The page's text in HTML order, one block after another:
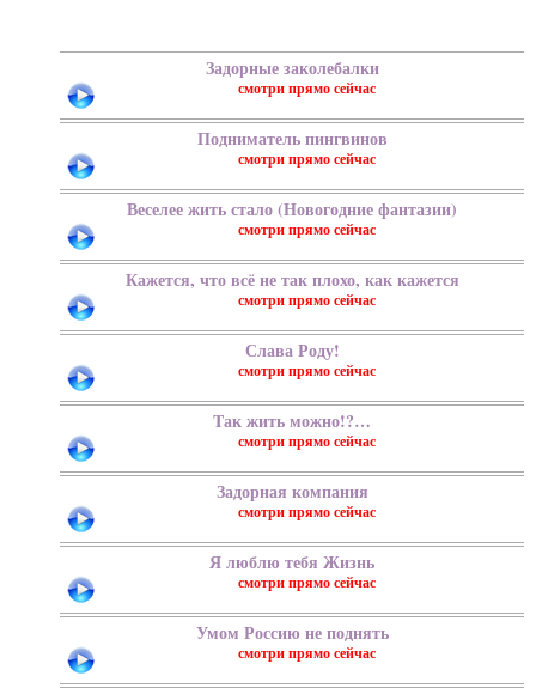
Задорные заколебалки
Подниматель пингвинов
Веселее жить стало (Новогодние фантазии)
Кажется, что всё не так плохо, как кажется
Слава Роду!
Tак жить можно!?…
Задорная компания
Я люблю тебя Жизнь
Умом Россию не поднять